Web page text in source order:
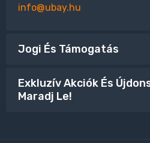
info@ubay.hu
Jogi És Támogatás
Exkluzív Akciók És
Maradj Le!